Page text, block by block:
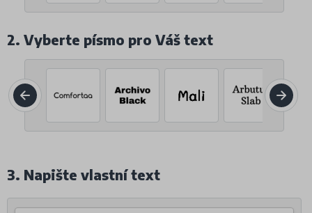
2. Vyberte písmo pro Váš text
3. Napište vlastní text